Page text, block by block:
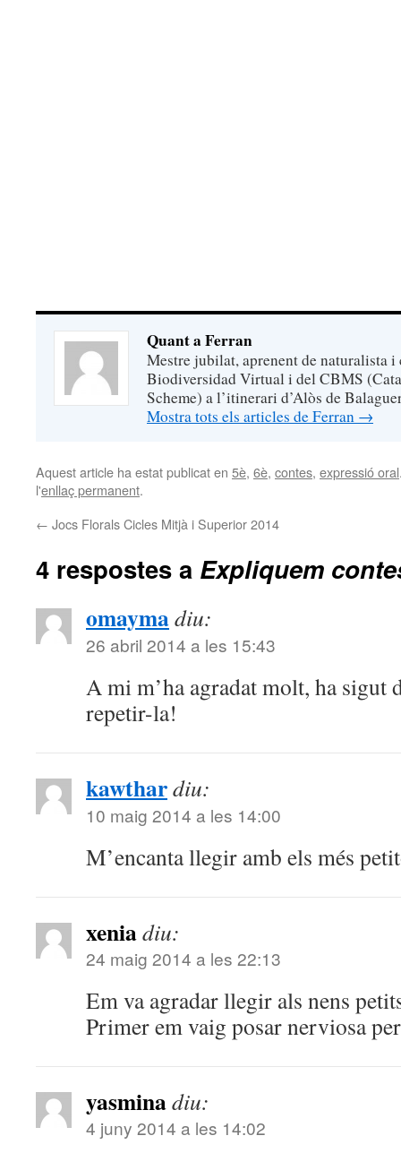
Quant a Ferran
Mestre jubilat, aprenent de naturalista i
Biodiversidad Virtual i del CBMS
Scheme) a l’itinerari d’Alòs de
Mostra tots els articles de Ferran →
Aquest article ha estat publicat en 5è, 6è, contes, expressió oral
l'enllaç permanent.
← Jocs Florals Cicles Mitjà i Superior 2014
4 respostes a Expliquem
omaymadiu:
26 abril 2014 a les 15:43
A mi m’ha agradat molt, ha
repetir-la!
kawthardiu:
10 maig 2014 a les 14:00
M’encanta llegir amb els més
xeniadiu:
24 maig 2014 a les 22:13
Em va agradar llegir als nens
Primer em vaig posar nerviosa
yasminadiu:
4 juny 2014 a les 14:02